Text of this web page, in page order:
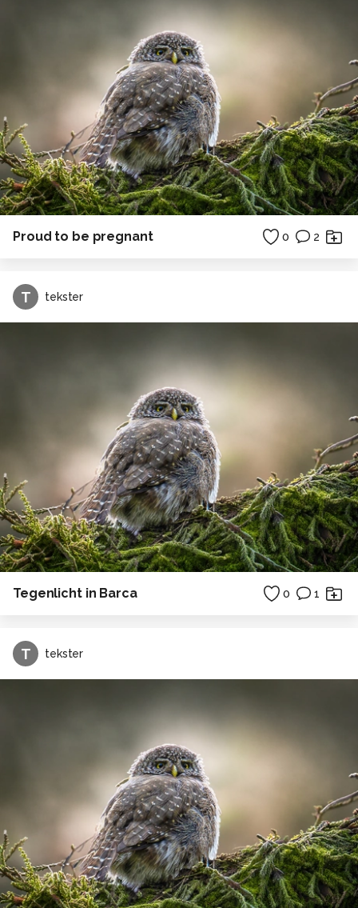
Proud to be pregnant 0 2
T tekster
Tegenlicht in Barca 0 1
T tekster